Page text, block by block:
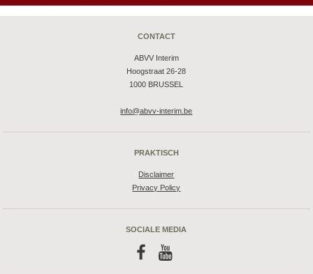
CONTACT
ABVV Interim
Hoogstraat 26-28
1000 BRUSSEL
info@abvv-interim.be
PRAKTISCH
Disclaimer
Privacy Policy
SOCIALE MEDIA
f y